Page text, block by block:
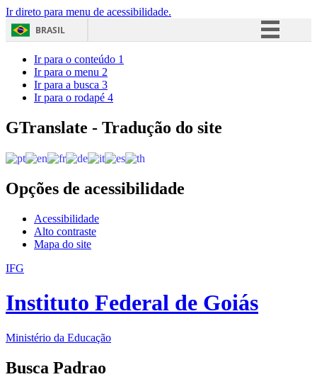
Ir direto para menu de acessibilidade.
BRASIL
Acesso à informação
Ir para o conteúdo 1
Ir para o menu 2
Ir para a busca 3
Ir para o rodapé 4
GTranslate - Tradução do site
Opções de acessibilidade
Acessibilidade
Alto contraste
Mapa do site
IFG
Instituto Federal de Goiás
Ministério da Educação
Busca Padrao